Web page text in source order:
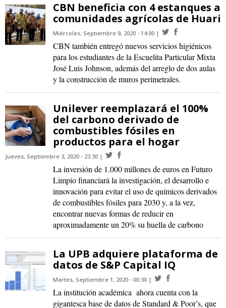
CBN beneficia con 4 estanques a
comunidades agrícolas de Huari
Miércoles, Septiembre 9, 2020 - 14:00
CBN también entregó nuevos servicios higiénicos
para los estudiantes de la Escuelita Particular Mixta
José Luis Johnson, además del arreglo de dos aulas
y la construcción de muros perimetrales.
Unilever reemplazará el 100%
del carbono derivado de
combustibles fósiles en
productos para el hogar
Jueves, Septiembre 3, 2020 - 23:30
La inversión de 1.000 millones de euros en Futuro
Limpio financiará la investigación, el desarrollo e
innovación para evitar el uso de químicos derivados
de combustibles fósiles para 2030 y, a la vez,
encontrar nuevas formas de reducir en
aproximadamente un 20% su huella de carbono
La UPB adquiere plataforma de
datos de S&P Capital IQ
Martes, Septiembre 1, 2020 - 00:30
La institución académica ahora cuenta con la
gigantesca base de datos de Standard & Poor’s, que